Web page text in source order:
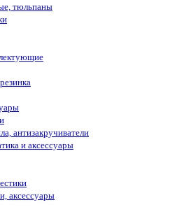
тюльпаны
антизакручиватели
и аксессуары
аксессуары